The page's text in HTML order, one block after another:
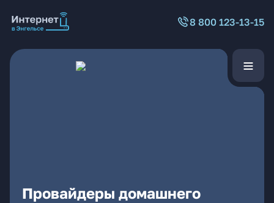
8 800 123-13-15
Провайдеры домашнего